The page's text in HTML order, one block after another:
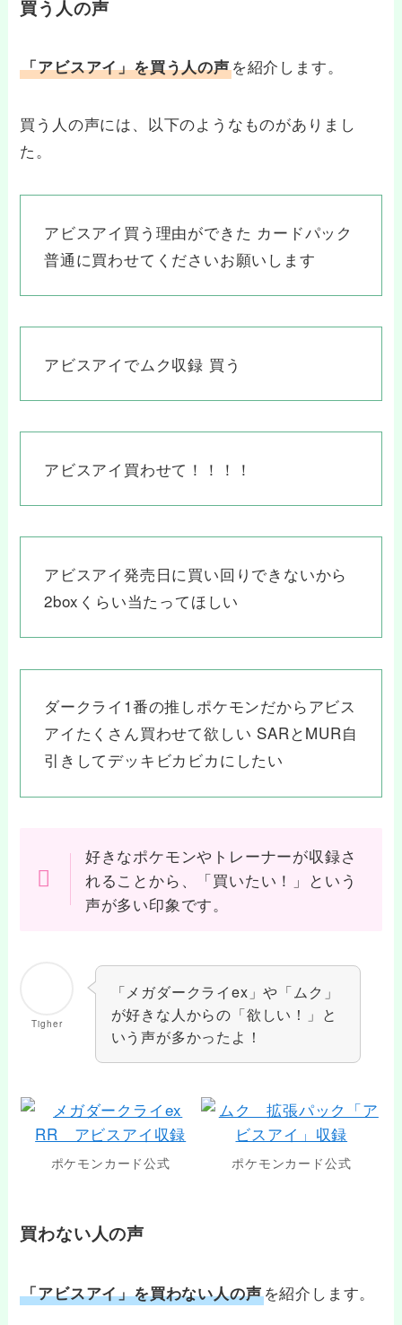
買う人の声
「アビスアイ」を買う人の声を紹介します。
買う人の声には、以下のようなものがありまし
た。
アビスアイ買う理由ができた カードパック
普通に買わせてくださいお願いします
アビスアイでムク収録 買う
アビスアイ買わせて！！！！
アビスアイ発売日に買い回りできないから
2boxくらい当たってほしい
ダークライ1番の推しポケモンだからアビス
アイたくさん買わせて欲しい SARとMUR自
引きしてデッキビカビカにしたい
好きなポケモンやトレーナーが収録さ
れることから、「買いたい！」という
声が多い印象です。
Tigher
「メガダークライex」や「ムク」
が好きな人からの「欲しい！」と
いう声が多かったよ！
ポケモンカード公式 ポケモンカード公式
買わない人の声
「アビスアイ」を買わない人の声を紹介します。